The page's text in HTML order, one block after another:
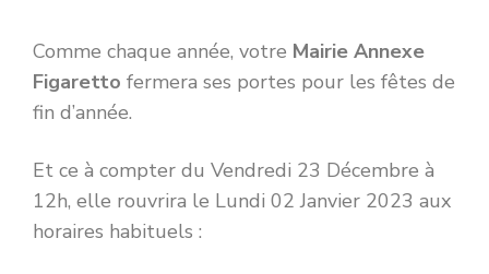
Comme chaque année, votre Mairie Annexe
Figaretto fermera ses portes pour les fêtes de
fin d’année.
Et ce à compter du Vendredi 23 Décembre à
12h, elle rouvrira le Lundi 02 Janvier 2023 aux
horaires habituels :